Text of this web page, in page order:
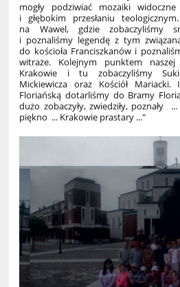
mogły podziwiać mozaiki
i głębokim przesłaniu
na Wawel, gdzie zobaczyliśmy
i poznaliśmy legendę z tym
do kościoła Franciszkanów i
witraże. Kolejnym punktem
Krakowie i tu zobaczyliśmy
Mickiewicza oraz Kościół
Floriańską dotarliśmy do Bramy
dużo zobaczyły, zwiedziły, poznały
piękno ... Krakowie prastary ..."